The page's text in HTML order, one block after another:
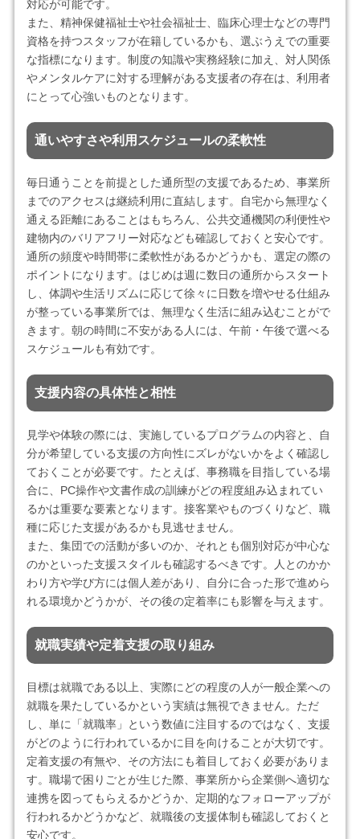
対応が可能です。
また、精神保健福祉士や社会福祉士、臨床心理士などの専門
資格を持つスタッフが在籍しているかも、選ぶうえでの重要
な指標になります。制度の知識や実務経験に加え、対人関係
やメンタルケアに対する理解がある支援者の存在は、利用者
にとって心強いものとなります。
通いやすさや利用スケジュールの柔軟性
毎日通うことを前提とした通所型の支援であるため、事業所
までのアクセスは継続利用に直結します。自宅から無理なく
通える距離にあることはもちろん、公共交通機関の利便性や
建物内のバリアフリー対応なども確認しておくと安心です。
通所の頻度や時間帯に柔軟性があるかどうかも、選定の際の
ポイントになります。はじめは週に数日の通所からスタート
し、体調や生活リズムに応じて徐々に日数を増やせる仕組み
が整っている事業所では、無理なく生活に組み込むことがで
きます。朝の時間に不安がある人には、午前・午後で選べる
スケジュールも有効です。
支援内容の具体性と相性
見学や体験の際には、実施しているプログラムの内容と、自
分が希望している支援の方向性にズレがないかをよく確認し
ておくことが必要です。たとえば、事務職を目指している場
合に、PC操作や文書作成の訓練がどの程度組み込まれてい
るかは重要な要素となります。接客業やものづくりなど、職
種に応じた支援があるかも見逃せません。
また、集団での活動が多いのか、それとも個別対応が中心な
のかといった支援スタイルも確認するべきです。人とのかか
わり方や学び方には個人差があり、自分に合った形で進めら
れる環境かどうかが、その後の定着率にも影響を与えます。
就職実績や定着支援の取り組み
目標は就職である以上、実際にどの程度の人が一般企業への
就職を果たしているかという実績は無視できません。ただ
し、単に「就職率」という数値に注目するのではなく、支援
がどのように行われているかに目を向けることが大切です。
定着支援の有無や、その方法にも着目しておく必要がありま
す。職場で困りごとが生じた際、事業所から企業側へ適切な
連携を図ってもらえるかどうか、定期的なフォローアップが
行われるかどうかなど、就職後の支援体制も確認しておくと
安心です。